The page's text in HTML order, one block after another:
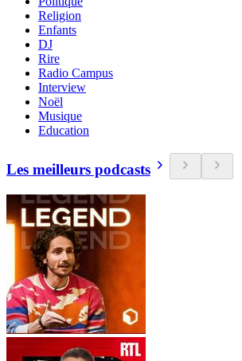
Religion
Enfants
DJ
Rire
Radio Campus
Interview
Noël
Musique
Education
Les meilleurs podcasts